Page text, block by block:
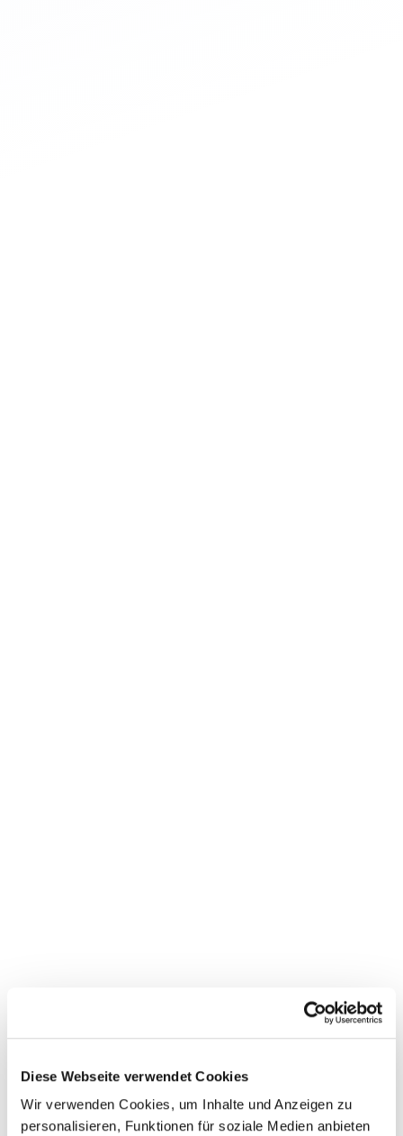
Diese Webseite verwendet Cookies
Wir verwenden Cookies, um Inhalte und Anzeigen zu
personalisieren, Funktionen für soziale Medien anbieten